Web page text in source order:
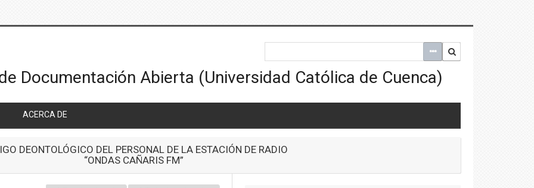
ACERCA DE
DEONTOLÓGICO DEL PERSONAL DE LA ESTACIÓN DE RADIO
“ONDAS CAÑARIS FM”